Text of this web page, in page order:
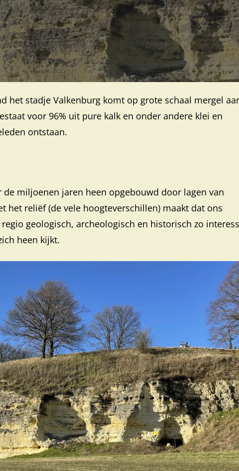
het stadje Valkenburg komt op grote schaal mergel
voor 96% uit pure kalk en onder andere klei en
ontstaan.
miljoenen jaren heen opgebouwd door lagen van
het reliëf (de vele hoogteverschillen) maakt dat ons
geologisch, archeologisch en historisch zo
heen kijkt.